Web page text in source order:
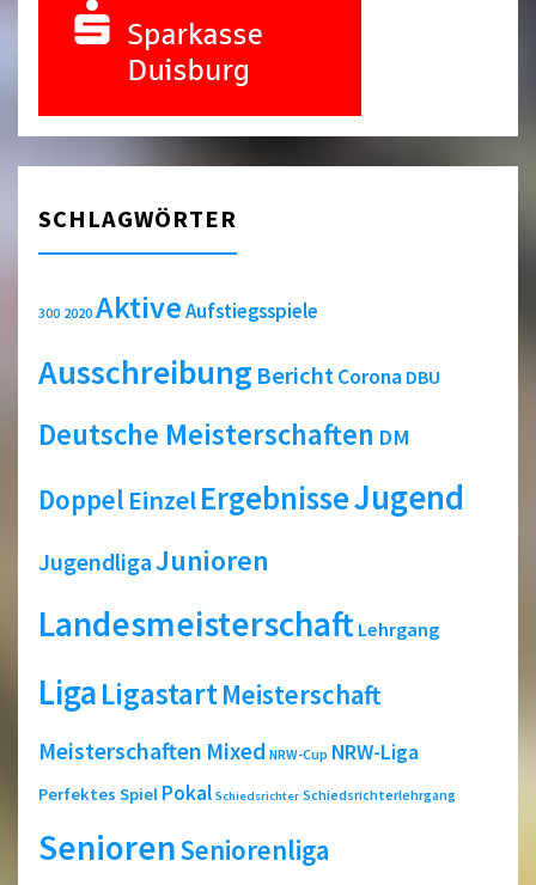
SCHLAGWÖRTER
300 2020 AktiveAufstiegsspiele
Ausschreibung BerichtCorona DBU
Deutsche Meisterschaften DM
Doppel EinzelErgebnisseJugend
JugendligaJunioren
Landesmeisterschaft Lehrgang
LigaLigastartMeisterschaft
Meisterschaften Mixed NRW-Cup NRW-Liga
Perfektes Spiel Pokal Schiedsrichter Schiedsrichterlehrgang
SeniorenSeniorenliga